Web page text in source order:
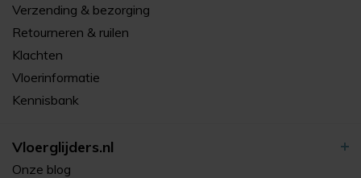
Verzending & bezorging
Retourneren & ruilen
Klachten
Vloerinformatie
Kennisbank
Vloerglijders.nl
Onze blog